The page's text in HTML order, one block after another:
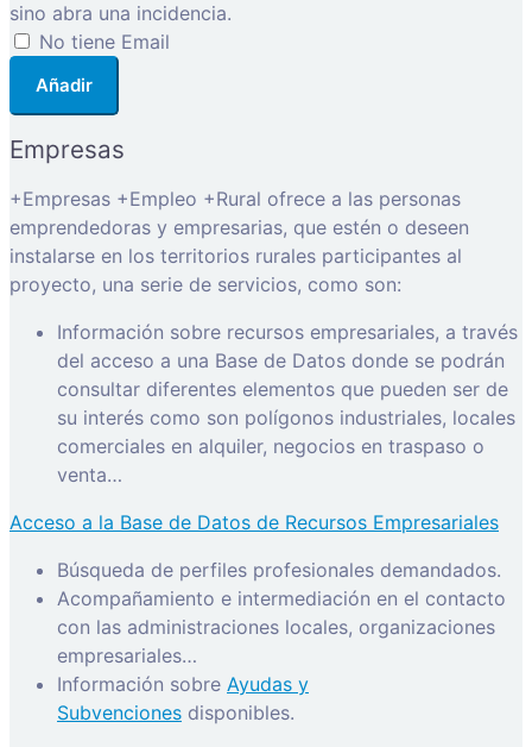
sino abra una incidencia.
No tiene Email
Añadir
Empresas
+Empresas +Empleo +Rural ofrece a las personas
emprendedoras y empresarias, que estén o deseen
instalarse en los territorios rurales participantes al
proyecto, una serie de servicios, como son:
Información sobre recursos empresariales, a través
del acceso a una Base de Datos donde se podrán
consultar diferentes elementos que pueden ser de
su interés como son polígonos industriales, locales
comerciales en alquiler, negocios en traspaso o
venta…
Acceso a la Base de Datos de Recursos Empresariales
Búsqueda de perfiles profesionales demandados.
Acompañamiento e intermediación en el contacto
con las administraciones locales, organizaciones
empresariales…
Información sobre Ayudas y
Subvenciones disponibles.